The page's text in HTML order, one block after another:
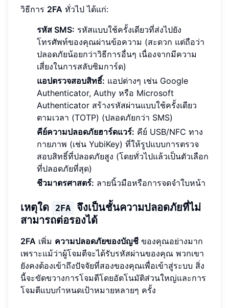
วิธีการ 2FA ทั่วไป ได้แก่:
รหัส SMS: รหัสแบบใช้ครั้งเดียวที่ส่งไปยัง
โทรศัพท์ของคุณผ่านข้อความ (สะดวก แต่ถือว่า
ปลอดภัยน้อยกว่าวิธีการอื่นๆ เนื่องจากมีความ
เสี่ยงในการสลับซิมการ์ด)
แอปตรวจสอบสิทธิ์: แอปต่างๆ เช่น Google
Authenticator, Authy หรือ Microsoft
Authenticator สร้างรหัสผ่านแบบใช้ครั้งเดียว
ตามเวลา (TOTP) (ปลอดภัยกว่า SMS)
คีย์ความปลอดภัยฮาร์ดแวร์: คีย์ USB/NFC ทาง
กายภาพ (เช่น YubiKey) ที่ให้รูปแบบการตรวจ
สอบสิทธิ์ที่ปลอดภัยสูง (โดยทั่วไปแล้วเป็นตัวเลือก
ที่ปลอดภัยที่สุด)
ชีวมาตรศาสตร์: ลายนิ้วมือหรือการจดจำใบหน้า
เหตุใด 2FA
จึงเป็นชั้นความปลอดภัยที่ไม่
สามารถต่อรองได้
2FA เพิ่ม ความปลอดภัยของบัญชี ของคุณอย่างมาก
เพราะแม้ว่าผู้โจมตีจะได้รับรหัสผ่านของคุณ พวกเขา
ยังคงต้องเข้าถึงปัจจัยที่สองของคุณเพื่อเข้าสู่ระบบ สิ่ง
นี้จะขัดขวางการโจมตีโดยอัตโนมัติส่วนใหญ่และการ
โจมตีแบบกำหนดเป้าหมายหลายๆ ครั้ง